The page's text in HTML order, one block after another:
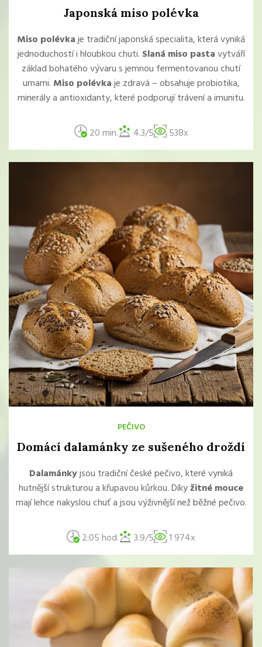
Japonská miso polévka
Miso polévkaje tradiční japonská specialita, která vyniká
jednoduchostí i hloubkou chuti. Slaná miso pastavytváří
základ bohatého vývaru s jemnou fermentovanou chutí
umami. Miso polévkaje zdravá – obsahuje probiotika,
minerály a antioxidanty, které podporují trávení a imunitu.
20 min. 4.3/5 538x
PEČIVO
Domácí dalamánky ze sušeného droždí
Dalamánkyjsou tradiční české pečivo, které vyniká
hutnější strukturou a křupavou kůrkou. Díkyžitné mouce
mají lehce nakyslou chuť a jsou výživnější než běžné pečivo.
2:05 hod. 3.9/5 1 974x